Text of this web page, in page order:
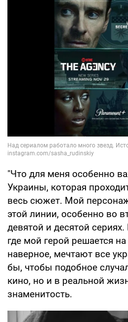
"Что для меня особенно
Украины, которая
весь сюжет. Мой
этой линии, особенно во
девятой и десятой сериях.
где мой герой решается
наверное, мечтают все
бы, чтобы подобное
кино, но и в реальной
знаменитость.